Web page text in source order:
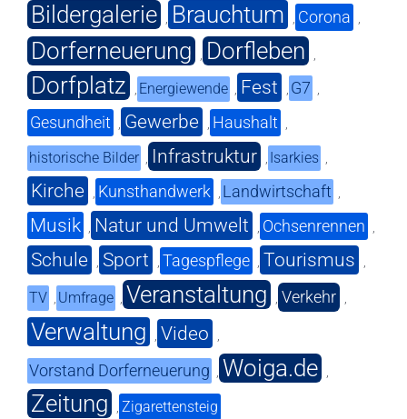
Bildergalerie , Brauchtum , Corona ,
Dorferneuerung , Dorfleben ,
Dorfplatz , Energiewende , Fest , G7 ,
Gesundheit , Gewerbe , Haushalt ,
historische Bilder , Infrastruktur , Isarkies ,
Kirche , Kunsthandwerk , Landwirtschaft ,
Musik , Natur und Umwelt , Ochsenrennen ,
Schule , Sport , Tagespflege , Tourismus ,
TV , Umfrage , Veranstaltung , Verkehr ,
Verwaltung , Video ,
Vorstand Dorferneuerung , Woiga.de ,
Zeitung , Zigarettensteig